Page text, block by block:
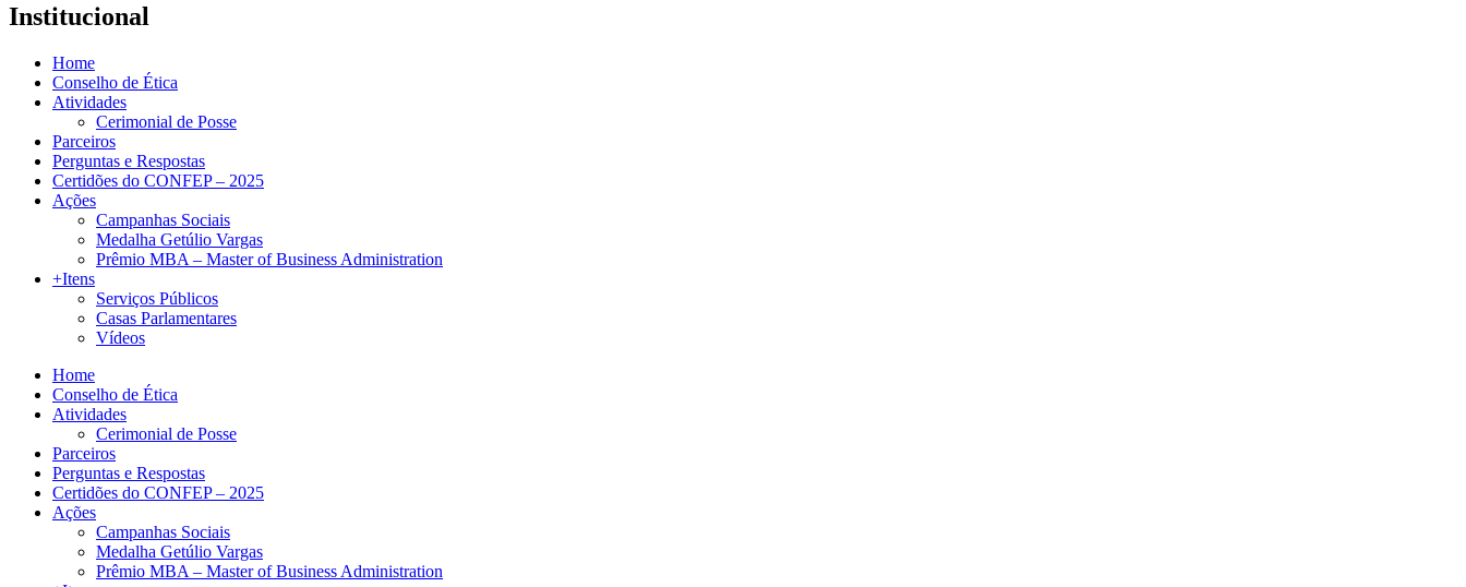
Institucional
Home
Conselho de Ética
Atividades
Cerimonial de Posse
Parceiros
Perguntas e Respostas
Certidões do CONFEP – 2025
Ações
Campanhas Sociais
Medalha Getúlio Vargas
Prêmio MBA – Master of Business Administration
+Itens
Serviços Públicos
Casas Parlamentares
Vídeos
Home
Conselho de Ética
Atividades
Cerimonial de Posse
Parceiros
Perguntas e Respostas
Certidões do CONFEP – 2025
Ações
Campanhas Sociais
Medalha Getúlio Vargas
Prêmio MBA – Master of Business Administration